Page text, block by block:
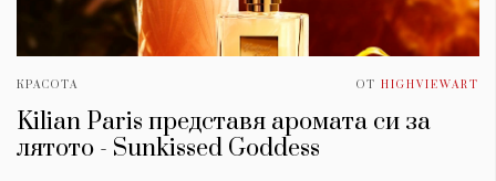
КРАСОТА ОТ HIGHVIEWART
Kilian Paris представя аромата си за
лятото - Sunkissed Goddess